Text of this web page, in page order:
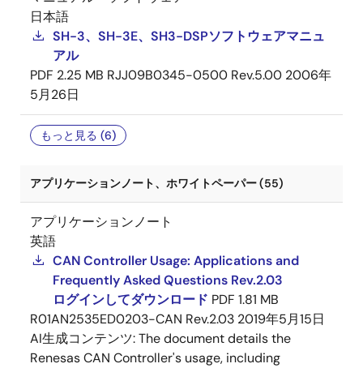
日本語
SH-3、SH-3E、SH3-DSPソフトウェアマニュ
アル
PDF 2.25 MB RJJ09B0345-0500 Rev.5.00 2006年
5月26日
もっと見る (6)
アプリケーションノート、ホワイトペーパー (55)
アプリケーションノート
英語
CAN Controller Usage: Applications and
Frequently Asked Questions Rev.2.03
ログインしてダウンロード PDF 1.81 MB
R01AN2535ED0203-CAN Rev.2.03 2019年5月15日
AI生成コンテンツ:The document details the
Renesas CAN Controller's usage, including